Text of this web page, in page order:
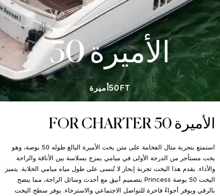
الأميرة 50
50FTأميرة
الأميرة 50 FOR CHARTER
استمتع بتجربة مثال الفخامة على متن يخت الأميرة البالغ طوله 50 بوصة، وهو
يخت مستأجر من الدرجة الأولى في ميامي يمزج بسلاسة بين الأناقة والراحة
والأداء. يقدم هذا اليخت تجربة إبحار لا تُنسى على طول مياه ميامي الخلابة. يتميز
اليخت 50 بوصة Princess بتصميم أنيق مع أحدث وسائل الراحة، مما ينضح
بالرقي ويوفر أجواءً فاخرة للتواصل الاجتماعي والاسترخاء. يوفر سطح اليخت